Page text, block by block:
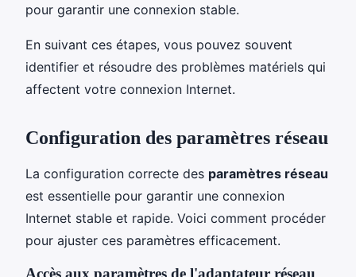
pour garantir une connexion stable.
En suivant ces étapes, vous pouvez souvent
identifier et résoudre des problèmes matériels qui
affectent votre connexion Internet.
Configuration des paramètres réseau
La configuration correcte des paramètres réseau
est essentielle pour garantir une connexion
Internet stable et rapide. Voici comment procéder
pour ajuster ces paramètres efficacement.
Accès aux paramètres de l'adaptateur réseau